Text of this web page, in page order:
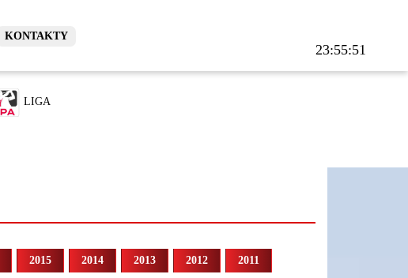
23:55:52
KONTAKTY
LIGA
2015 2014 2013 2012 2011